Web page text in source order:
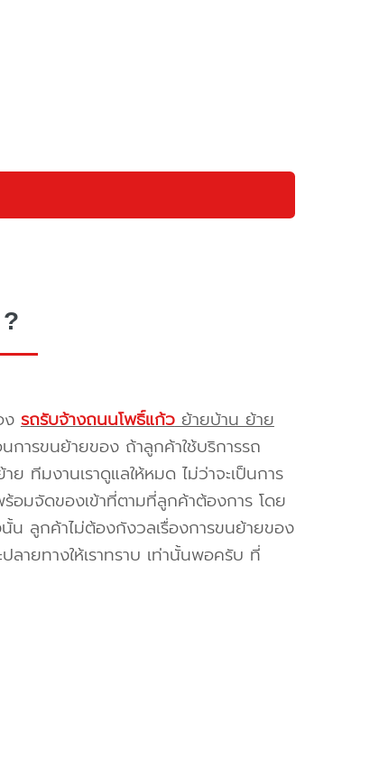
ง รถรับจ้างถนนโพธิ์แก้วย้ายบ้าน ย้าย
การขนย้ายของ ถ้าลูกค้าใช้บริการรถ
ทีมงานเราดูแลให้หมด ไม่ว่าจะเป็นการ
มจัดของเข้าที่ตามที่ลูกค้าต้องการ โดย
น ลูกค้าไม่ต้องกังวลเรื่องการขนย้ายของ
ายทางให้เราทราบ เท่านั้นพอครับ ที่